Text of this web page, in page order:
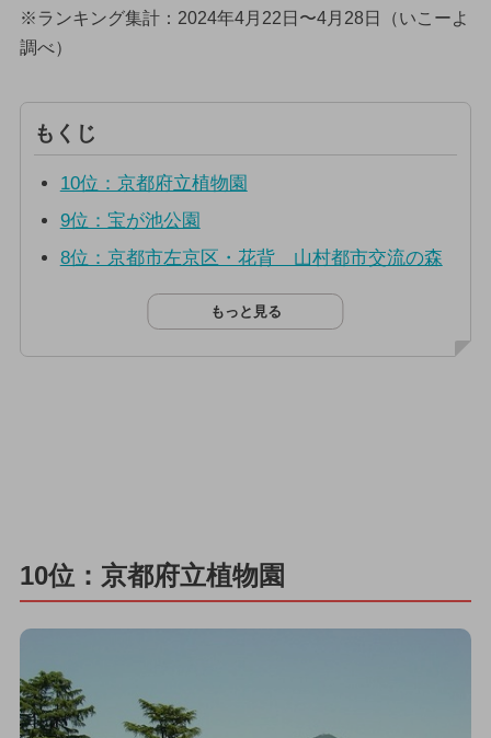
※ランキング集計：2024年4月22日〜4月28日（いこーよ
調べ）
もくじ
10位：京都府立植物園
9位：宝が池公園
8位：京都市左京区・花背 山村都市交流の森
もっと見る
10位：京都府立植物園